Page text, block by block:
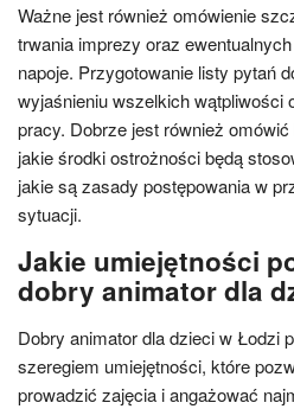
Ważne jest również omówienie
trwania imprezy oraz
napoje. Przygotowanie listy pytań
wyjaśnieniu wszelkich wątpliwości
pracy. Dobrze jest również
jakie środki ostrożności będą
jakie są zasady postępowania w
sytuacji.
Jakie umiejętności
dobry animator dla
Dobry animator dla dzieci w Łodzi
szeregiem umiejętności, które
prowadzić zajęcia i angażować